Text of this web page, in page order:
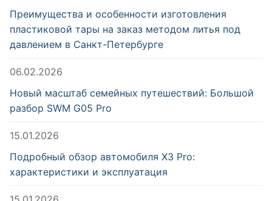
Преимущества и особенности изготовления
пластиковой тары на заказ методом литья под
давлением в Санкт-Петербурге
06.02.2026
Новый масштаб семейных путешествий: Большой
разбор SWM G05 Pro
15.01.2026
Подробный обзор автомобиля X3 Pro:
характеристики и эксплуатация